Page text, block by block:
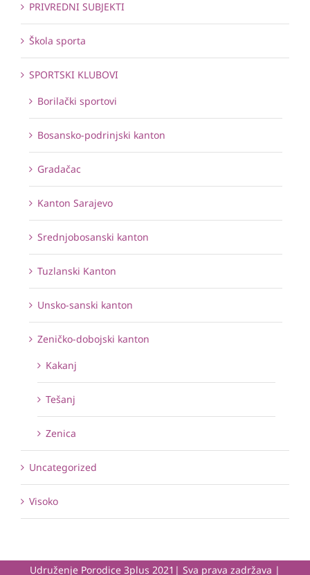
PRIVREDNI SUBJEKTI
Škola sporta
SPORTSKI KLUBOVI
Borilački sportovi
Bosansko-podrinjski kanton
Gradačac
Kanton Sarajevo
Srednjobosanski kanton
Tuzlanski Kanton
Unsko-sanski kanton
Zeničko-dobojski kanton
Kakanj
Tešanj
Zenica
Uncategorized
Visoko
Udruženje Porodice 3plus 2021| Sva prava zadržava |